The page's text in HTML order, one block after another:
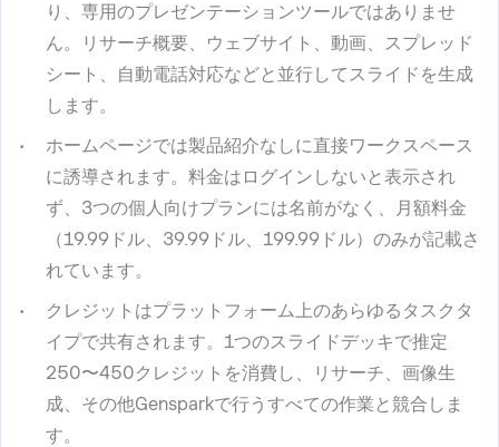
り、専用のプレゼンテーションツールではありませ
ん。リサーチ概要、ウェブサイト、動画、スプレッド
シート、自動電話対応などと並行してスライドを生成
します。
ホームページでは製品紹介なしに直接ワークスペース
に誘導されます。料金はログインしないと表示され
ず、3つの個人向けプランには名前がなく、月額料金
（19.99ドル、39.99ドル、199.99ドル）のみが記載さ
れています。
クレジットはプラットフォーム上のあらゆるタスクタ
イプで共有されます。1つのスライドデッキで推定
250〜450クレジットを消費し、リサーチ、画像生
成、その他Gensparkで行うすべての作業と競合しま
す。